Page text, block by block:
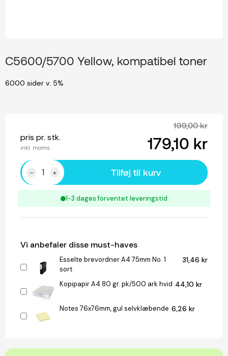
C5600/5700 Yellow, kompatibel toner
6000 sider v. 5%
199,00 kr
pris pr. stk.
inkl. moms 179,10 kr
- + Tilføj til kurv
1-3 dages forventet leveringstid
Vi anbefaler disse must-haves
Esselte brevordner A4 75mm No. 1
sort
31,46 kr
Kopipapir A4 80 gr. pk/500 ark hvid 44,10 kr
Notes 76x76mm, gul selvklæbende 6,26 kr